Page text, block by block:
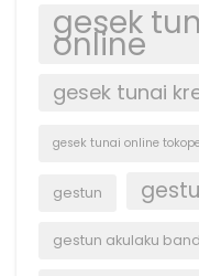
gesek
online
gesek tunai
gesek tunai online
gestun
gestun akulaku